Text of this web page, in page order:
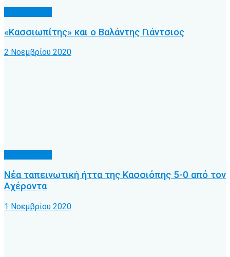
«Κασσιωπίτης» και ο Βαλάντης Γιάντσιος
2 Νοεμβρίου 2020
Νέα ταπεινωτική ήττα της Κασσιόπης 5-0 από τον
Αχέροντα
1 Νοεμβρίου 2020